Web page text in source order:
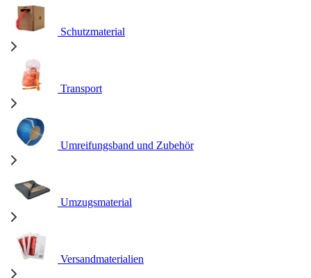
Schutzmaterial
Transport
Umreifungsband und Zubehör
Umzugsmaterial
Versandmaterialien